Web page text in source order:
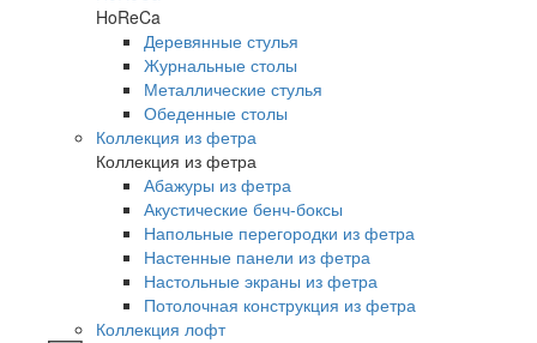
HoReCa
Деревянные стулья
Журнальные столы
Металлические стулья
Обеденные столы
Коллекция из фетра
Коллекция из фетра
Абажуры из фетра
Акустические бенч-боксы
Напольные перегородки из фетра
Настенные панели из фетра
Настольные экраны из фетра
Потолочная конструкция из фетра
Коллекция лофт